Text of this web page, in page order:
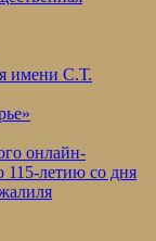
имени С.Т.
онлайн-
115-летию со дня